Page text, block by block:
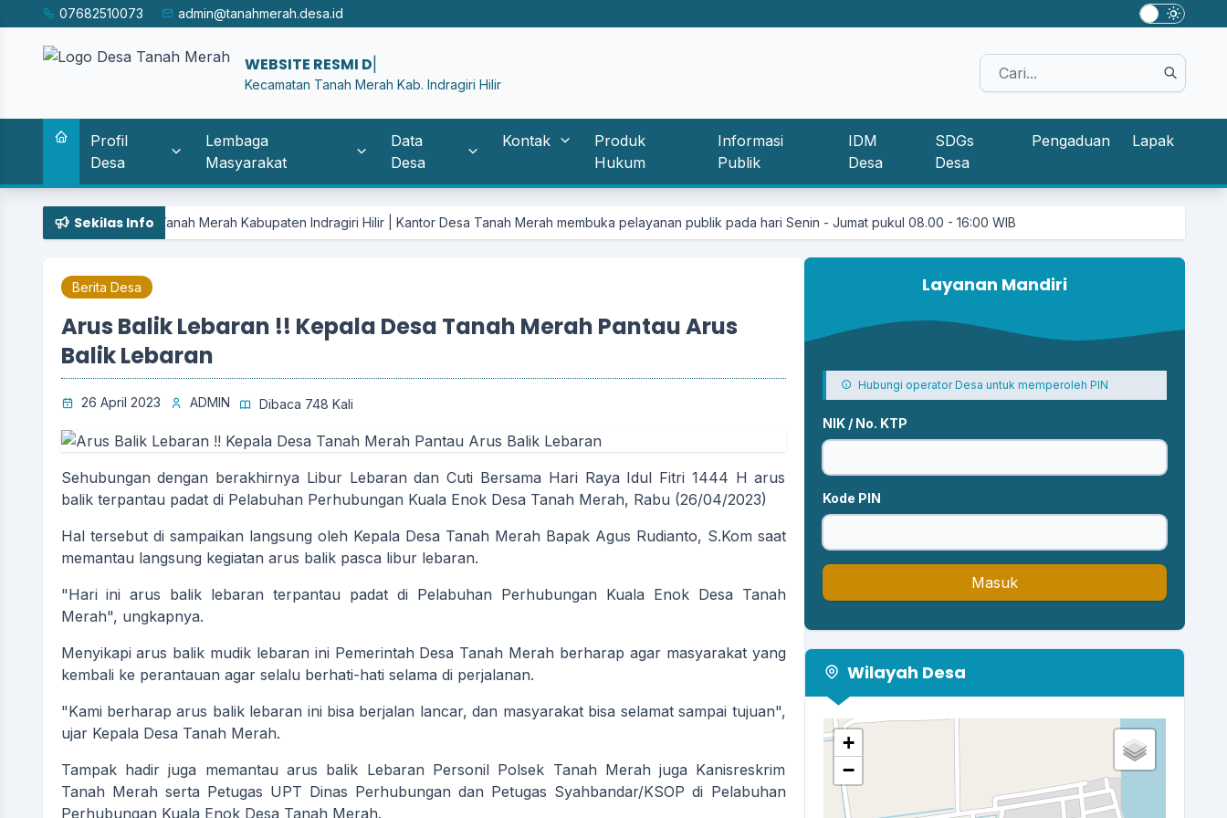
07682510073 admin@tanahmerah.desa.id
WEB|
Kecamatan Tanah Merah Kab. Indragiri Hilir
Profil
Desa
Lembaga
Masyarakat
Data
Desa
Kontak
Produk
Hukum
Informasi
Publik
IDM
Desa
SDGs
Desa
Pengaduan Lapak
Sekilas Info
Tanah Merah Kabupaten Indragiri Hilir | Kantor Desa Tanah Merah membuka pelayanan publik pada hari Senin - Jumat pukul 08.00 - 16:00 WIB
Berita Desa
Arus Balik Lebaran !! Kepala Desa Tanah Merah Pantau Arus
Balik Lebaran
26 April 2023 ADMIN Dibaca 748 Kali
Sehubungan dengan berakhirnya Libur Lebaran dan Cuti Bersama Hari Raya Idul Fitri 1444 H arus
balik terpantau padat di Pelabuhan Perhubungan Kuala Enok Desa Tanah Merah, Rabu (26/04/2023)
Hal tersebut di sampaikan langsung oleh Kepala Desa Tanah Merah Bapak Agus Rudianto, S.Kom saat
memantau langsung kegiatan arus balik pasca libur lebaran.
"Hari ini arus balik lebaran terpantau padat di Pelabuhan Perhubungan Kuala Enok Desa Tanah
Merah", ungkapnya.
Menyikapi arus balik mudik lebaran ini Pemerintah Desa Tanah Merah berharap agar masyarakat yang
kembali ke perantauan agar selalu berhati-hati selama di perjalanan.
"Kami berharap arus balik lebaran ini bisa berjalan lancar, dan masyarakat bisa selamat sampai tujuan",
ujar Kepala Desa Tanah Merah.
Tampak hadir juga memantau arus balik Lebaran Personil Polsek Tanah Merah juga Kanisreskrim
Tanah Merah serta Petugas UPT Dinas Perhubungan dan Petugas Syahbandar/KSOP di Pelabuhan
Perhubungan Kuala Enok Desa Tanah Merah.
Layanan Mandiri
Hubungi operator Desa untuk memperoleh PIN
NIK / No. KTP
Kode PIN
Masuk
Wilayah Desa
+
−